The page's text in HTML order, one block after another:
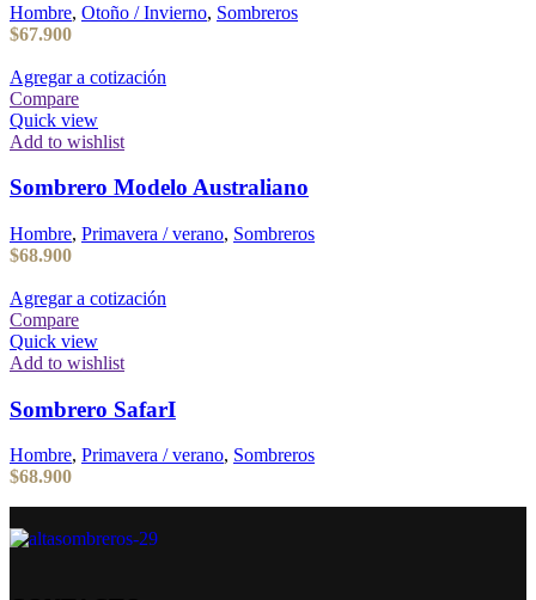
Hombre, Otoño / Invierno, Sombreros
$67.900
Agregar a cotización
Compare
Quick view
Add to wishlist
Sombrero Modelo Australiano
Hombre, Primavera / verano, Sombreros
$68.900
Agregar a cotización
Compare
Quick view
Add to wishlist
Sombrero SafarI
Hombre, Primavera / verano, Sombreros
$68.900